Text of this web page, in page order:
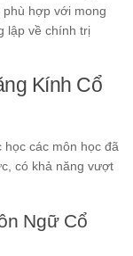
hợp với mong
lập về chính trị
Kính Cổ
học các môn học đã
có khả năng vượt
Ngữ Cổ